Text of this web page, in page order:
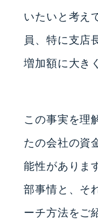
いたいと考え
員、特に支店
増加額に大き
この事実を理
たの会社の資
能性がありま
部事情と、そ
ーチ方法をご